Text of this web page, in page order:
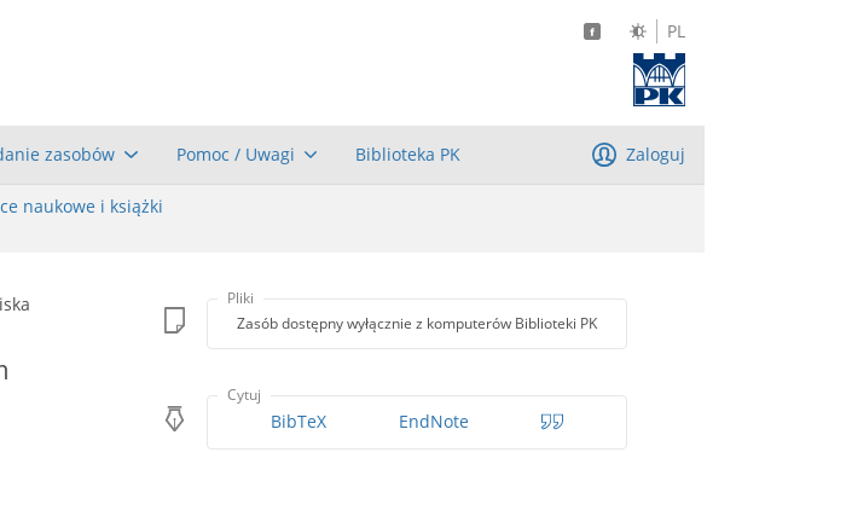
PL
zasobów Pomoc / Uwagi Biblioteka PK Zaloguj
naukowe i książki
Pliki
Zasób dostępny wyłącznie z komputerów Biblioteki PK
Cytuj
BibTeX EndNote